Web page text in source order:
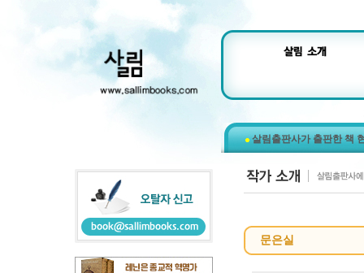
살림출판사가 출판한 책
문은실